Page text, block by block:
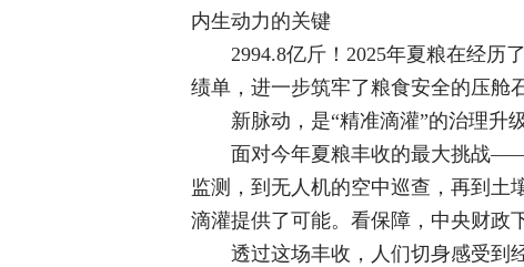
内生动力的关键
2994.8亿斤！2025年夏粮在经历
绩单，进一步筑牢了粮食安全的压舱
新脉动，是“精准滴灌”的治理升
面对今年夏粮丰收的最大挑战
监测，到无人机的空中巡查，再到土
滴灌提供了可能。看保障，中央财政
透过这场丰收，人们切身感受到